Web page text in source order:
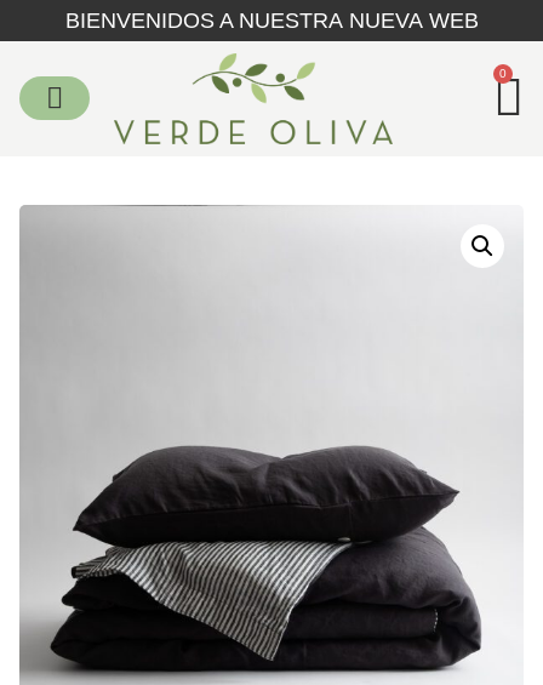
BIENVENIDOS A NUESTRA NUEVA WEB
0